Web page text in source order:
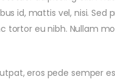
id, mattis vel, nisi.
tortor eu nibh. Nullam
eros pede semper